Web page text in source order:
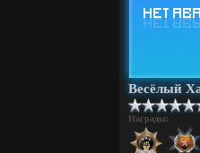
Весёлый
Награды: